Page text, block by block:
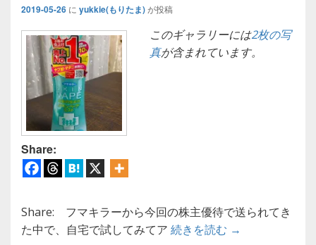
2019-05-26 に yukkie(もりたま)が投稿
このギャラリーには2枚の写
真が含まれています。
Share:
Share: フマキラーから今回の株主優待で送られてき
た中で、自宅で試してみてア 続きを読む 【虫除け】フマ
→